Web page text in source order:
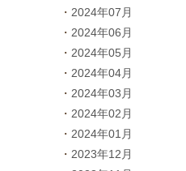
2024年07月
2024年06月
2024年05月
2024年04月
2024年03月
2024年02月
2024年01月
2023年12月